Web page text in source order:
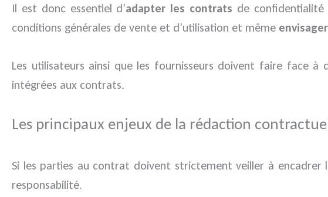
Il est donc essentiel d’adapter les contrats de confidentialité
conditions générales de vente et d’utilisation et même
Les utilisateurs ainsi que les fournisseurs doivent faire face à
intégrées aux contrats.
Les principaux enjeux de la rédaction
Si les parties au contrat doivent strictement veiller à encadrer
responsabilité.